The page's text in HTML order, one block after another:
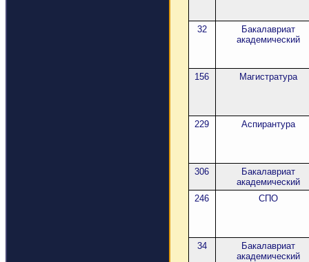
32
Бакалавриат
академический
156 Магистратура
229 Аспирантура
306
Бакалавриат
академический
246
СПО
34
Бакалавриат
академический